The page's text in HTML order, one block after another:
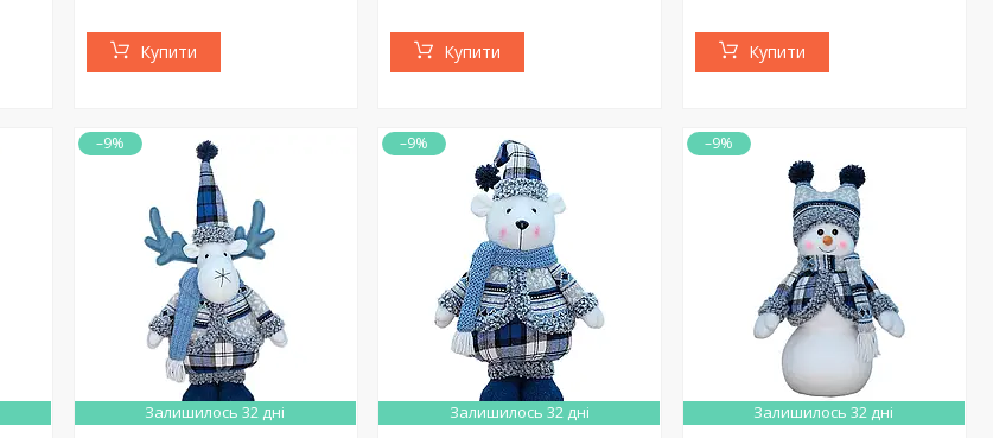
Купити Купити Купити
–9%
Залишилось 32 дні
–9%
Залишилось 32 дні
–9%
Залишилось 32 дні